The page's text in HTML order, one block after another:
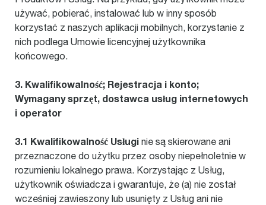
używać, pobierać, instalować lub w inny sposób
korzystać z naszych aplikacji mobilnych, korzystanie z
nich podlega Umowie licencyjnej użytkownika
końcowego.
3. Kwalifikowalność; Rejestracja i konto;
Wymagany sprzęt, dostawca usług internetowych
i operator
3.1 Kwalifikowalność Usługi nie są skierowane ani
przeznaczone do użytku przez osoby niepełnoletnie w
rozumieniu lokalnego prawa. Korzystając z Usług,
użytkownik oświadcza i gwarantuje, że (a) nie został
wcześniej zawieszony lub usunięty z Usług ani nie